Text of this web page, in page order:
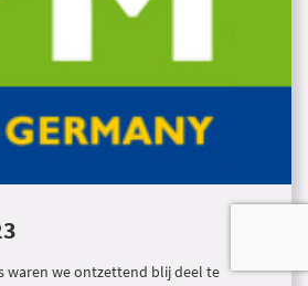
waren we ontzettend blij deel te